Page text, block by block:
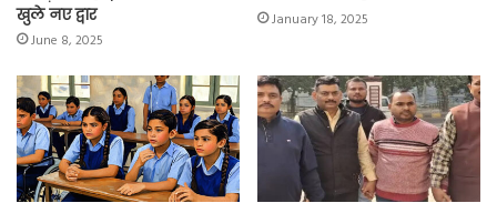
खुले नए द्वार
June 8, 2025
January 18, 2025